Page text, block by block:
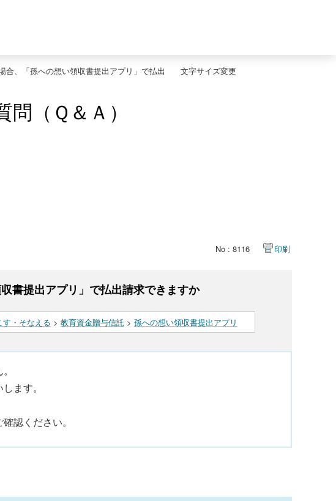
文字サイズ変更
合、「孫への想い領収書提出アプリ」で払出
（Ｑ＆Ａ）
No : 8116 印刷
書提出アプリ」で払出請求できますか
す・そなえる > 教育資金贈与信託> 孫への想い領収書提出アプリ
ます。
確認ください。